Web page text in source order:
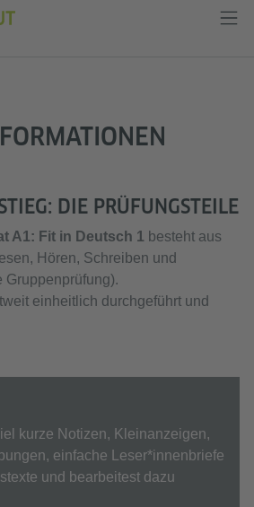
DIE PRÜFUNGSTEILE
A1: Fit in Deutsch 1 besteht aus
Hören, Schreiben und
Gruppenprüfung).
einheitlich durchgeführt und
kurze Notizen, Kleinanzeigen,
einfache Leser*innenbriefe
und bearbeitest dazu